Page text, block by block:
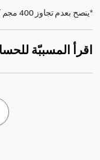
*ينصح بعدم تجاوز 400 مجم كافيين يومياً للفرد البالغ.
اقرأ المسببّة للحساسية